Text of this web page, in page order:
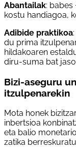
Abantailak: babes
kostu handiagoa,
Adibide praktikoa
du prima
hildakoaren
diru-suma bat
Bizi-aseguru
itzulpenarekin
Mota honek
inbertsioa
eta balio
zatika